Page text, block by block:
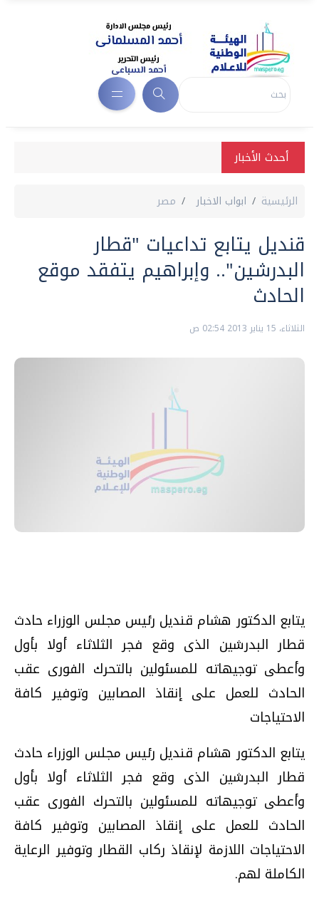
أحدث الأخبار
الرئيسية ابواب الاخبار مصر
قنديل يتابع تداعيات "قطار
البدرشين".. وإبراهيم يتفقد موقع
الحادث
الثلاثاء، 15 يناير 2013 02:54 ص
يتابع الدكتور هشام قنديل رئيس مجلس الوزراء حادث
قطار البدرشين الذى وقع فجر الثلاثاء أولا بأول
وأعطى توجيهاته للمسئولين بالتحرك الفورى عقب
الحادث للعمل على إنقاذ المصابين وتوفير كافة
الاحتياجات
يتابع الدكتور هشام قنديل رئيس مجلس الوزراء حادث
قطار البدرشين الذى وقع فجر الثلاثاء أولا بأول
وأعطى توجيهاته للمسئولين بالتحرك الفورى عقب
الحادث للعمل على إنقاذ المصابين وتوفير كافة
الاحتياجات اللازمة لإنقاذ ركاب القطار وتوفير الرعاية
الكاملة لهم.